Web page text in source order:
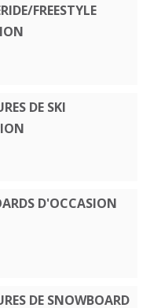
FREESTYLE
DE SKI
D'OCCASION
DE SNOWBOARD